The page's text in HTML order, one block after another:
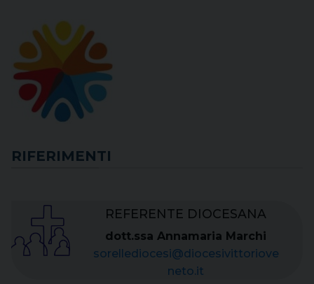
RIFERIMENTI
REFERENTE DIOCESANA
dott.ssa Annamaria Marchi
sorellediocesi@diocesivittoriove
neto.it